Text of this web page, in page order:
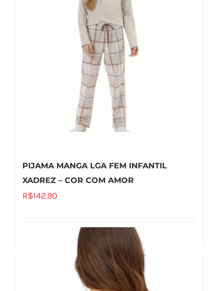
PIJAMA MANGA LGA FEM INFANTIL
XADREZ – COR COM AMOR
R$142.90